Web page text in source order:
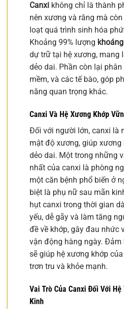
Canxi không chỉ là thành
nên xương và răng mà
loạt quá trình sinh hóa
Khoảng 99% lượng
dự trữ tại hệ xương, mang
dẻo dai. Phần còn lại
mềm, và các tế bào, góp
năng quan trọng khác.
Canxi Và Hệ Xương Khớp
Đối với người lớn, canxi là
mật độ xương, giúp xương
dẻo dai. Một trong những
nhất của canxi là phòng
một căn bệnh phổ biến ở
biệt là phụ nữ sau mãn
hụt canxi trong thời gian
yếu, dễ gãy và làm tăng
đề về khớp, gây đau nhức
vận động hàng ngày.
sẽ giúp hệ xương khớp
trơn tru và khỏe mạnh.
Vai Trò Của Canxi Đối Với
Kinh